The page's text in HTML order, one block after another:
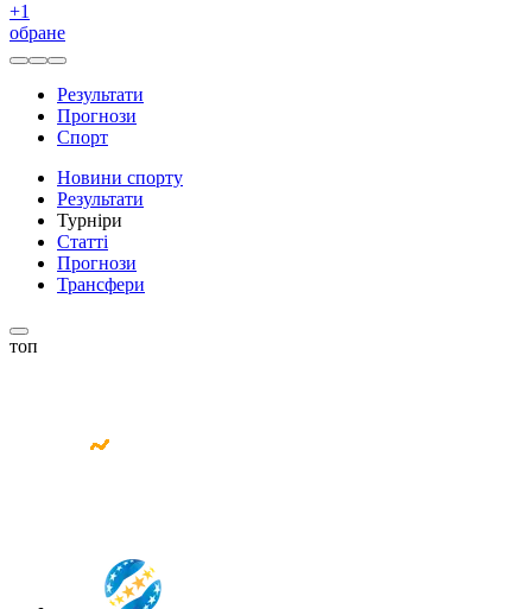
+1
обране
Результати
Прогнози
Спорт
Новини спорту
Результати
Турніри
Статті
Прогнози
Трансфери
топ